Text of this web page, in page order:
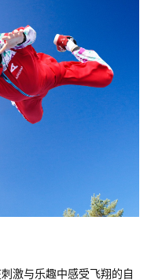
激与乐趣中感受飞翔的自